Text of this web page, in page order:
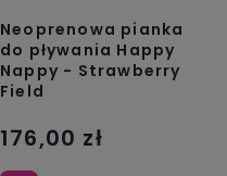
Neoprenowa pianka
do pływania Happy
Nappy - Strawberry
Field
176,00 zł